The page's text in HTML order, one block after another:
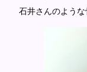
石井さんのような